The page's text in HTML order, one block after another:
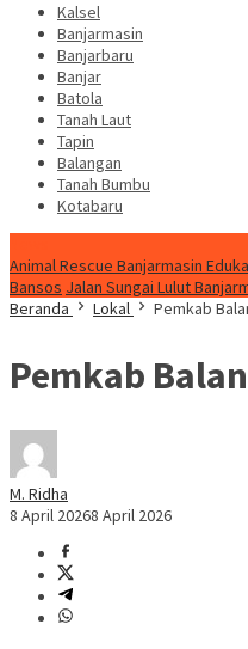
Kalsel
Banjarmasin
Banjarbaru
Banjar
Batola
Tanah Laut
Tapin
Balangan
Tanah Bumbu
Kotabaru
Animal Rescue Banjarmasin
Bansos Jalan Sungai Lulut
Beranda
Lokal Pemkab
Pemkab
M. Ridha
8 April 20268 April 2026